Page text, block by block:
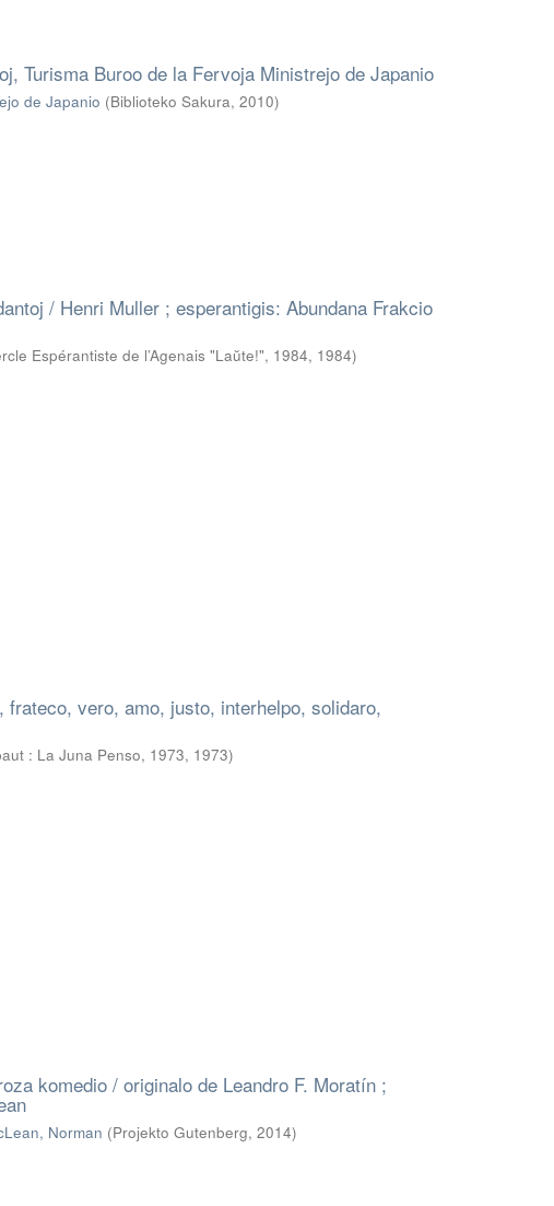
Turisma Buroo de la Fervoja Ministrejo de Japanio
de Japanio (Biblioteko Sakura, 2010)
/ Henri Muller ; esperantigis: Abundana Frakcio
Espérantiste de l’Agenais "Laŭte!", 1984, 1984)
vero, amo, justo, interhelpo, solidaro,
: La Juna Penso, 1973, 1973)
komedio / originalo de Leandro F. Moratín ;
Norman (Projekto Gutenberg, 2014)